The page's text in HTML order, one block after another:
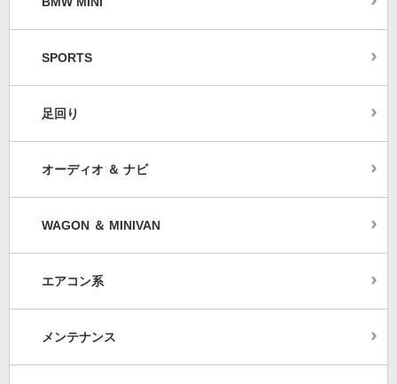
SPORTS
足回り
オーディオ ＆ ナビ
WAGON ＆ MINIVAN
エアコン系
メンテナンス